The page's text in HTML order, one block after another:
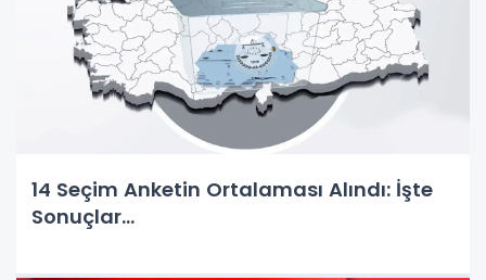
14 Seçim Anketin Ortalaması Alındı: İşte
Sonuçlar...